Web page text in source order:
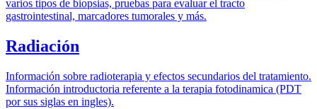
varios tipos de biopsias, pruebas para evaluar el tracto
gastrointestinal, marcadores tumorales y más.
Radiación
Información sobre radioterapia y efectos secundarios del tratamiento.
Información introductoria referente a la terapia fotodinamica (PDT
por sus siglas en ingles).